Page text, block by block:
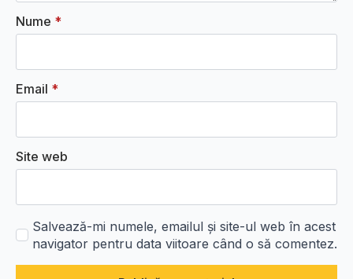
Nume *
Email *
Site web
Salvează-mi numele, emailul și site-ul web în acest
navigator pentru data viitoare când o să comentez.